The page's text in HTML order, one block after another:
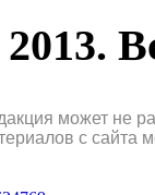
2013.
может не
с сайта